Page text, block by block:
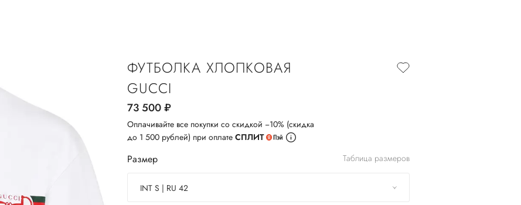
ФУТБОЛКА ХЛОПКОВАЯ
GUCCI
73 500руб.
Оплачивайте все покупки со скидкой −10% (скидка
до 1 500 рублей) при оплате СПЛИТ
Размер Таблица размеров
INT S | RU 42